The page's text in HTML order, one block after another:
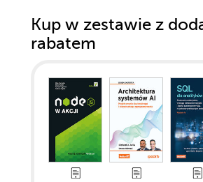
Kup w zestawie z
rabatem